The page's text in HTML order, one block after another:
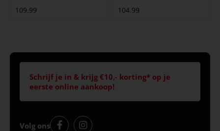
109.99 104.99
Schrijf je in & krijg €10,- korting* op je
eerste online aankoop!
Volg ons